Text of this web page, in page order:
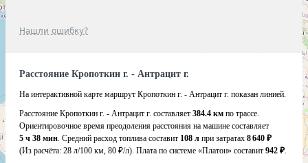
Нашли ошибку?
Расстояние Кропоткин г. - Антрацит г.
На интерактивной карте маршрут Кропоткин г. - Антрацит г. показан линией.
Расстояние Кропоткин г. - Антрацит г. составляет 384.4 км по трассе.
Ориентировочное время преодоления расстояния на машине составляет
5 ч 38 мин. Средний расход топлива составит 108 л при затратах 8 640 ₽
(Из расчёта: 28 л/100 км, 80 ₽/л). Плата по системе «Платон» составит 942 ₽.